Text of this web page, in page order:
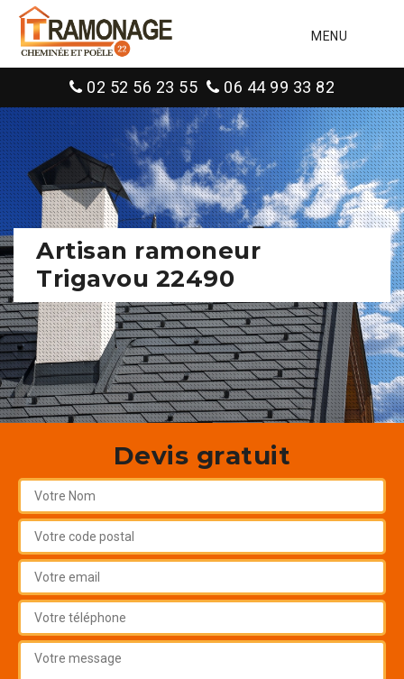
MENU
02 52 56 23 55 06 44 99 33 82
Artisan ramoneur
Trigavou 22490
Devis gratuit